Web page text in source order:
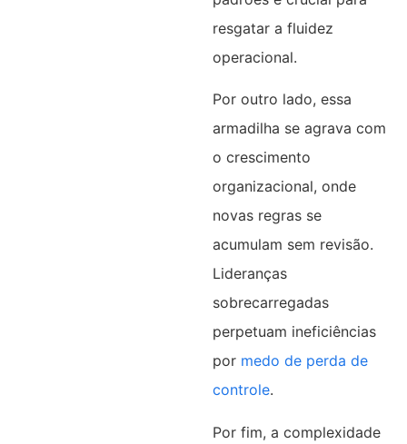
resgatar a fluidez
operacional.​
Por outro lado, essa
armadilha se agrava com
o crescimento
organizacional, onde
novas regras se
acumulam sem revisão.
Lideranças
sobrecarregadas
perpetuam ineficiências
por medo de perda de
controle.
Por fim, a complexidade